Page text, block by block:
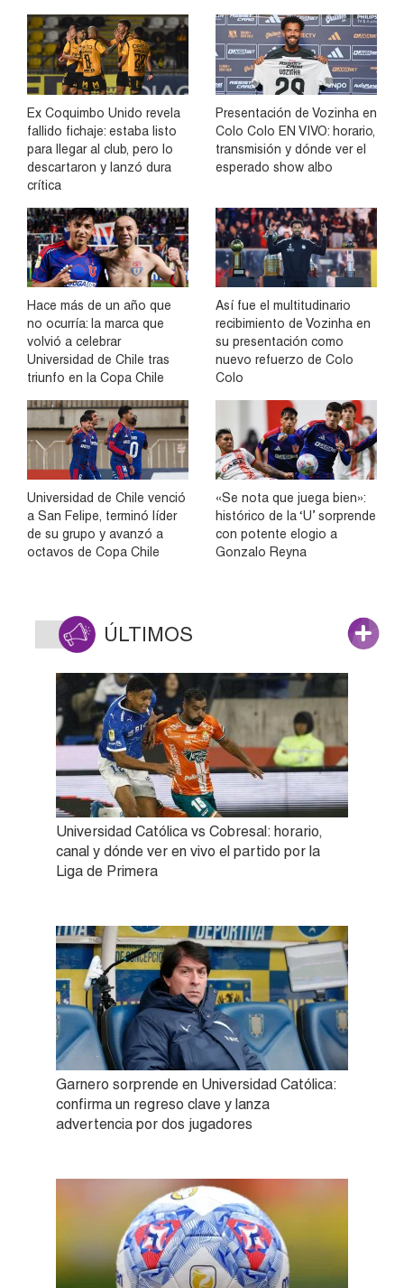
Ex Coquimbo Unido revela
fallido fichaje: estaba listo
para llegar al club, pero lo
descartaron y lanzó dura
crítica
Presentación de Vozinha en
Colo Colo EN VIVO: horario,
transmisión y dónde ver el
esperado show albo
Hace más de un año que
no ocurría: la marca que
volvió a celebrar
Universidad de Chile tras
triunfo en la Copa Chile
Así fue el multitudinario
recibimiento de Vozinha en
su presentación como
nuevo refuerzo de Colo
Colo
Universidad de Chile venció
a San Felipe, terminó líder
de su grupo y avanzó a
octavos de Copa Chile
«Se nota que juega bien»:
histórico de la ‘U’ sorprende
con potente elogio a
Gonzalo Reyna
ÚLTIMOS
Universidad Católica vs Cobresal: horario,
canal y dónde ver en vivo el partido por la
Liga de Primera
Garnero sorprende en Universidad Católica:
confirma un regreso clave y lanza
advertencia por dos jugadores